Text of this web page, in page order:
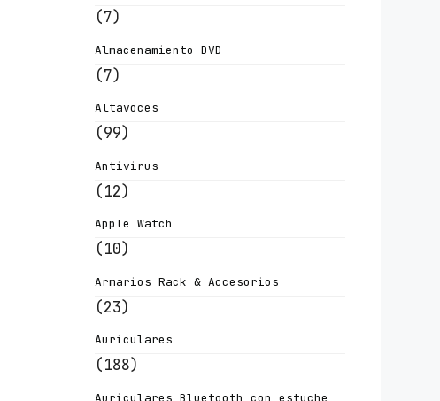
(7)
Almacenamiento DVD
(7)
Altavoces
(99)
Antivirus
(12)
Apple Watch
(10)
Armarios Rack & Accesorios
(23)
Auriculares
(188)
Auriculares Bluetooth con estuche